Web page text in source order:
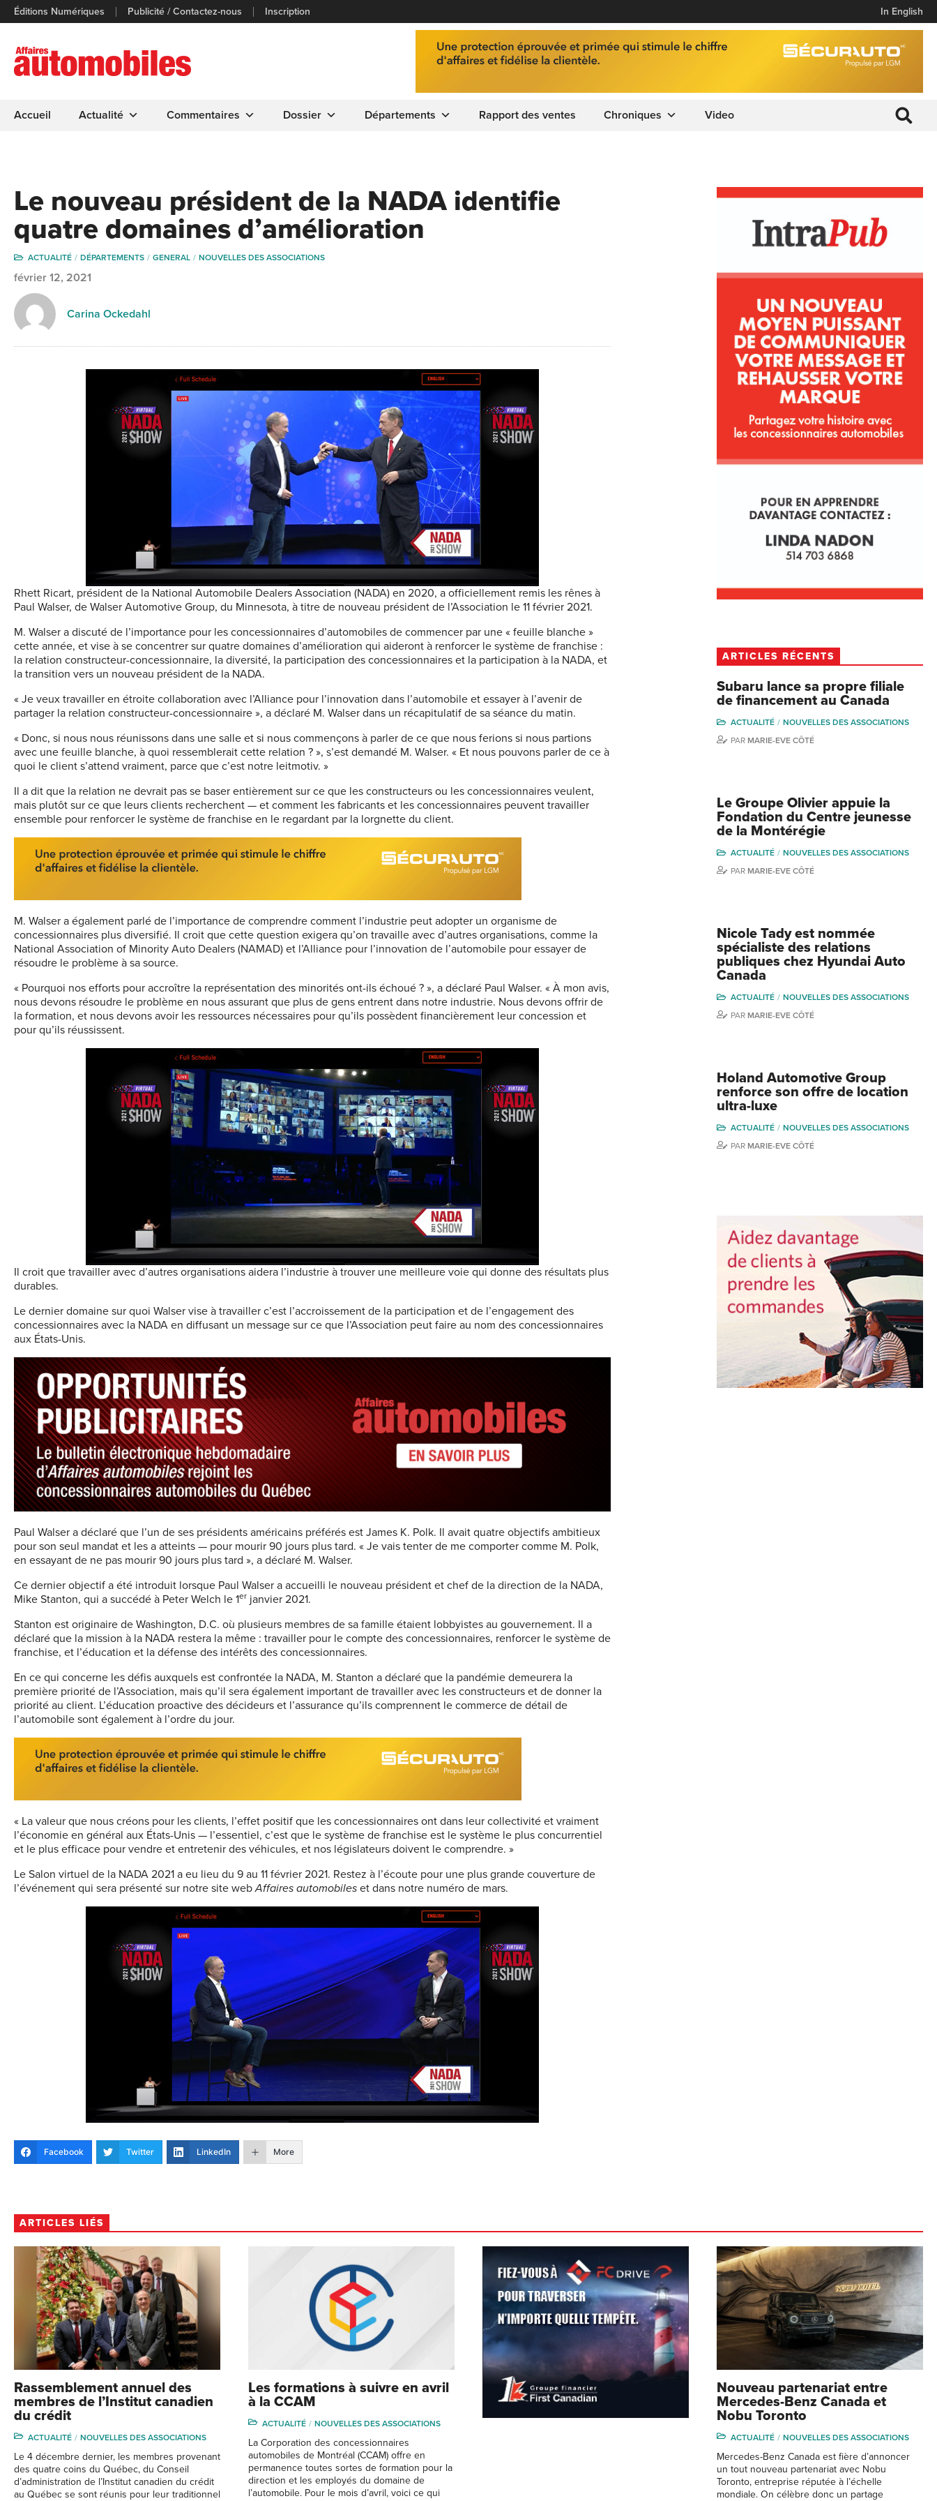
Éditions Numériques Publicité / Contactez-nous Inscription In English
Accueil Actualité Commentaires Dossier Départements Rapport des ventes Chroniques Video
Le nouveau président de la NADA identifie
quatre domaines d’amélioration
ACTUALITÉ DÉPARTEMENTS GENERAL NOUVELLES DES ASSOCIATIONS
février 12, 2021
Carina Ockedahl
Rhett Ricart, président de la National Automobile Dealers Association (NADA) en 2020, a officiellement remis les rênes à
Paul Walser, de Walser Automotive Group, du Minnesota, à titre de nouveau président de l’Association le 11 février 2021.
M. Walser a discuté de l’importance pour les concessionnaires d’automobiles de commencer par une « feuille blanche »
cette année, et vise à se concentrer sur quatre domaines d’amélioration qui aideront à renforcer le système de franchise :
la relation constructeur-concessionnaire, la diversité, la participation des concessionnaires et la participation à la NADA, et
la transition vers un nouveau président de la NADA.
« Je veux travailler en étroite collaboration avec l’Alliance pour l’innovation dans l’automobile et essayer à l’avenir de
partager la relation constructeur-concessionnaire », a déclaré M. Walser dans un récapitulatif de sa séance du matin.
« Donc, si nous nous réunissons dans une salle et si nous commençons à parler de ce que nous ferions si nous partions
avec une feuille blanche, à quoi ressemblerait cette relation ? », s’est demandé M. Walser. « Et nous pouvons parler de ce à
quoi le client s’attend vraiment, parce que c’est notre leitmotiv. »
Il a dit que la relation ne devrait pas se baser entièrement sur ce que les constructeurs ou les concessionnaires veulent,
mais plutôt sur ce que leurs clients recherchent — et comment les fabricants et les concessionnaires peuvent travailler
ensemble pour renforcer le système de franchise en le regardant par la lorgnette du client.
M. Walser a également parlé de l’importance de comprendre comment l’industrie peut adopter un organisme de
concessionnaires plus diversifié. Il croit que cette question exigera qu’on travaille avec d’autres organisations, comme la
National Association of Minority Auto Dealers (NAMAD) et l’Alliance pour l’innovation de l’automobile pour essayer de
résoudre le problème à sa source.
« Pourquoi nos efforts pour accroître la représentation des minorités ont-ils échoué ? », a déclaré Paul Walser. « À mon avis,
nous devons résoudre le problème en nous assurant que plus de gens entrent dans notre industrie. Nous devons offrir de
la formation, et nous devons avoir les ressources nécessaires pour qu’ils possèdent financièrement leur concession et
pour qu’ils réussissent.
Il croit que travailler avec d’autres organisations aidera l’industrie à trouver une meilleure voie qui donne des résultats plus
durables.
Le dernier domaine sur quoi Walser vise à travailler c’est l’accroissement de la participation et de l’engagement des
concessionnaires avec la NADA en diffusant un message sur ce que l’Association peut faire au nom des concessionnaires
aux États-Unis.
Paul Walser a déclaré que l’un de ses présidents américains préférés est James K. Polk. Il avait quatre objectifs ambitieux
pour son seul mandat et les a atteints — pour mourir 90 jours plus tard. « Je vais tenter de me comporter comme M. Polk,
en essayant de ne pas mourir 90 jours plus tard », a déclaré M. Walser.
Ce dernier objectif a été introduit lorsque Paul Walser a accueilli le nouveau président et chef de la direction de la NADA,
Mike Stanton, qui a succédé à Peter Welch le 1er janvier 2021.
Stanton est originaire de Washington, D.C. où plusieurs membres de sa famille étaient lobbyistes au gouvernement. Il a
déclaré que la mission à la NADA restera la même : travailler pour le compte des concessionnaires, renforcer le système de
franchise, et l’éducation et la défense des intérêts des concessionnaires.
En ce qui concerne les défis auxquels est confrontée la NADA, M. Stanton a déclaré que la pandémie demeurera la
première priorité de l’Association, mais qu’il sera également important de travailler avec les constructeurs et de donner la
priorité au client. L’éducation proactive des décideurs et l’assurance qu’ils comprennent le commerce de détail de
l’automobile sont également à l’ordre du jour.
« La valeur que nous créons pour les clients, l’effet positif que les concessionnaires ont dans leur collectivité et vraiment
l’économie en général aux États-Unis — l’essentiel, c’est que le système de franchise est le système le plus concurrentiel
et le plus efficace pour vendre et entretenir des véhicules, et nos législateurs doivent le comprendre. »
Le Salon virtuel de la NADA 2021 a eu lieu du 9 au 11 février 2021. Restez à l’écoute pour une plus grande couverture de
l’événement qui sera présenté sur notre site webAffaires automobiles et dans notre numéro de mars.
Facebook Twitter LinkedIn More
ARTICLES RÉCENTS
Subaru lance sa propre filiale
de financement au Canada
ACTUALITÉ
NOUVELLES DES ASSOCIATIONS
PAR MARIE-EVE CÔTÉ
Le Groupe Olivier appuie la
Fondation du Centre jeunesse
de la Montérégie
ACTUALITÉ
NOUVELLES DES ASSOCIATIONS
PAR MARIE-EVE CÔTÉ
Nicole Tady est nommée
spécialiste des relations
publiques chez Hyundai Auto
Canada
ACTUALITÉ
NOUVELLES DES ASSOCIATIONS
PAR MARIE-EVE CÔTÉ
Holand Automotive Group
renforce son offre de location
ultra-luxe
ACTUALITÉ
NOUVELLES DES ASSOCIATIONS
PAR MARIE-EVE CÔTÉ
ARTICLES LIÉS
Rassemblement annuel des
membres de l’Institut canadien
du crédit
ACTUALITÉ NOUVELLES DES ASSOCIATIONS
Le 4 décembre dernier, les membres provenant
des quatre coins du Québec, du Conseil
d’administration de l’Institut canadien du crédit
au Québec se sont réunis pour leur traditionnel
Les formations à suivre en avril
à la CCAM
ACTUALITÉ NOUVELLES DES ASSOCIATIONS
La Corporation des concessionnaires
automobiles de Montréal (CCAM) offre en
permanence toutes sortes de formation pour la
direction et les employés du domaine de
l’automobile. Pour le mois d’avril, voici ce qui
Nouveau partenariat entre
Mercedes-Benz Canada et
Nobu Toronto
ACTUALITÉ NOUVELLES DES ASSOCIATIONS
Mercedes-Benz Canada est fière d’annoncer
un tout nouveau partenariat avec Nobu
Toronto, entreprise réputée à l’échelle
mondiale. On célèbre donc un partage